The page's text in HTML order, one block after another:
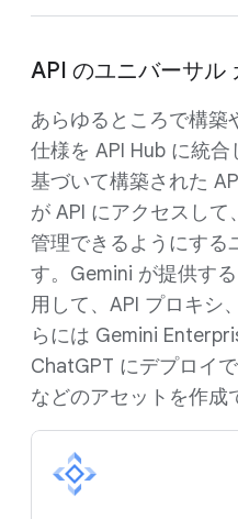
API のユニバーサル
あらゆるところで構築
仕様を API Hub に統
基づいて構築された
が API にアクセスして
管理できるようにする
す。Gemini が提供す
用して、API プロキシ
らには Gemini
ChatGPT にデプロイ
などのアセットを作成